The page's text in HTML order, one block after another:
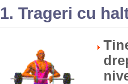
1. Trageri cu